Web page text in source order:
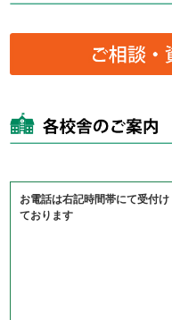
お電話は右記時間帯にて受付け
ております